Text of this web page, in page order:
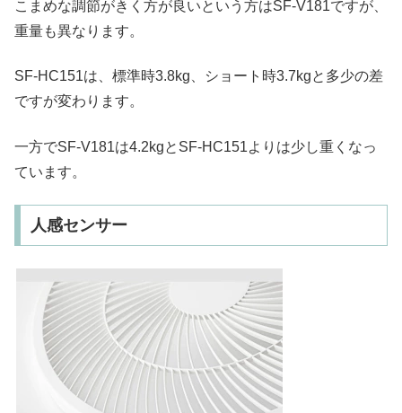
こまめな調節がきく方が良いという方はSF-V181ですが、
重量も異なります。
SF-HC151は、標準時3.8kg、ショート時3.7kgと多少の差
ですが変わります。
一方でSF-V181は4.2kgとSF-HC151よりは少し重くなっ
ています。
人感センサー